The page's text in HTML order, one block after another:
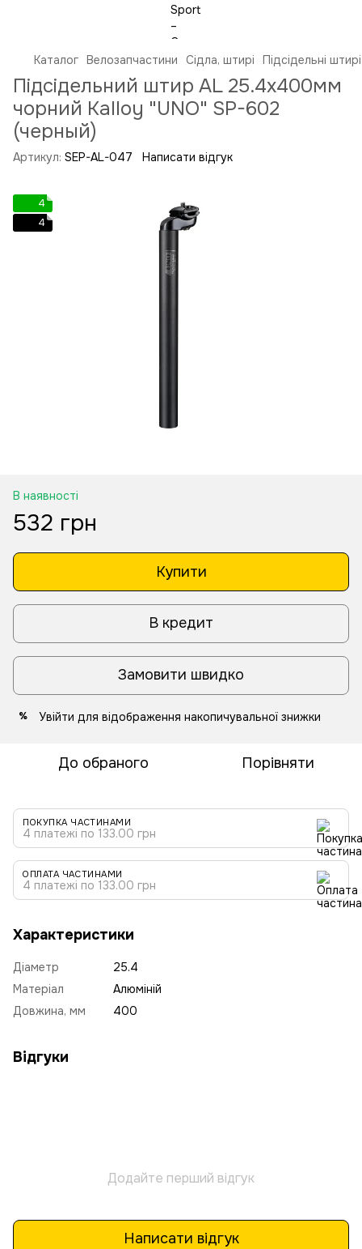
Каталог Велозапчастини Сідла, штирі Підсідельні
Підсідельний штир AL 25.4x400мм
чорний Kalloy "UNO" SP-602
(черный)
Артикул: SEP-AL-047 Написати відгук
4
4
В наявності
532 грн
Купити
В кредит
Замовити швидко
% Увійти для відображення накопичувальної знижки
До обраного Порівняти
ПОКУПКА ЧАСТИНАМИ
4 платежі по 133.00 грн
ОПЛАТА ЧАСТИНАМИ
4 платежі по 133.00 грн
Характеристики
Діаметр
25.4
Матеріал
Алюміній
Довжина, мм
400
Відгуки
Додайте перший відгук
Написати відгук